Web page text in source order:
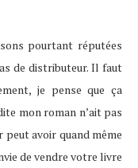
pourtant réputées
de distributeur. Il faut
je pense que ça
mon roman n’ait pas
avoir quand même
de vendre votre livre